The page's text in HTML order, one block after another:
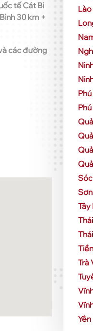
tế Cát Bi
30 km +
các đường
Lào
Tây
Trà
Yên